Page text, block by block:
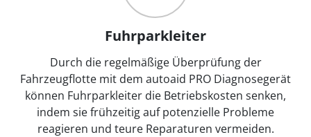
Fuhrparkleiter
Durch die regelmäßige Überprüfung der
Fahrzeugflotte mit dem autoaid PRO Diagnosegerät
können Fuhrparkleiter die Betriebskosten senken,
indem sie frühzeitig auf potenzielle Probleme
reagieren und teure Reparaturen vermeiden.